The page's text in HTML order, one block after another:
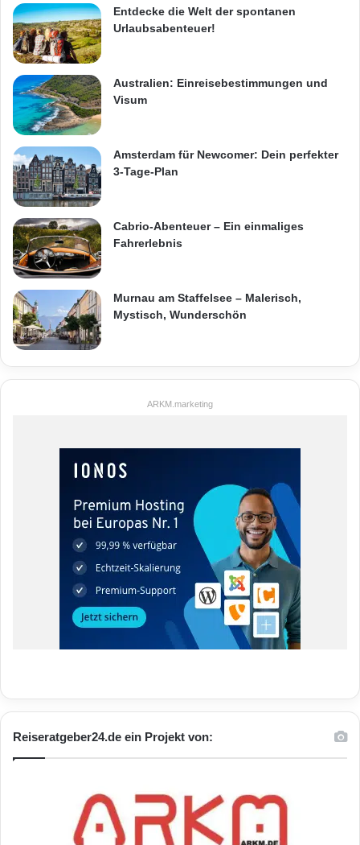
Entdecke die Welt der spontanen
Urlaubsabenteuer!
Australien: Einreisebestimmungen und
Visum
Amsterdam für Newcomer: Dein perfekter
3-Tage-Plan
Cabrio-Abenteuer – Ein einmaliges
Fahrerlebnis
Murnau am Staffelsee – Malerisch,
Mystisch, Wunderschön
ARKM.marketing
Reiseratgeber24.de ein Projekt von: